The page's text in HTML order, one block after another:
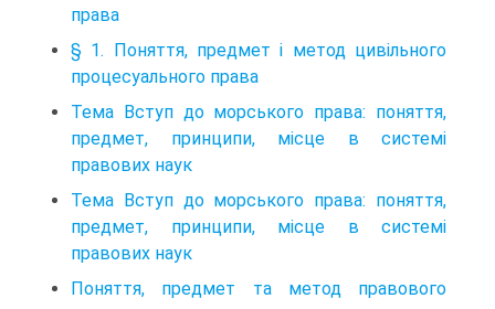
права
§ 1. Поняття, предмет і метод цивільного
процесуального права
Тема Вступ до морського права: поняття,
предмет, принципи, місце в системі
правових наук
Тема Вступ до морського права: поняття,
предмет, принципи, місце в системі
правових наук
Поняття, предмет та метод правового